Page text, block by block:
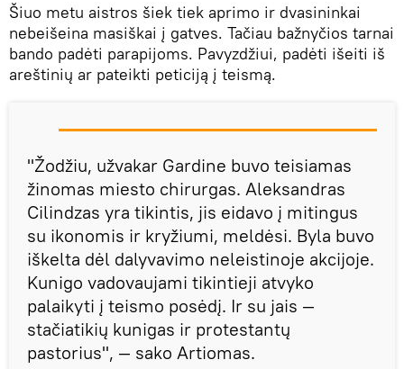
Šiuo metu aistros šiek tiek aprimo ir dvasininkai
nebeišeina masiškai į gatves. Tačiau bažnyčios tarnai
bando padėti parapijoms. Pavyzdžiui, padėti išeiti iš
areštinių ar pateikti peticiją į teismą.
"Žodžiu, užvakar Gardine buvo teisiamas
žinomas miesto chirurgas. Aleksandras
Cilindzas yra tikintis, jis eidavo į mitingus
su ikonomis ir kryžiumi, meldėsi. Byla buvo
iškelta dėl dalyvavimo neleistinoje akcijoje.
Kunigo vadovaujami tikintieji atvyko
palaikyti į teismo posėdį. Ir su jais —
stačiatikių kunigas ir protestantų
pastorius", — sako Artiomas.